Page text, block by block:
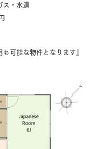
ス・水道
も可能な物件となります』